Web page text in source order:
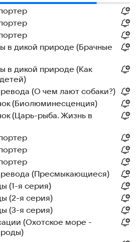
в дикой природе (Брачные
в дикой природе (Как
(О чем лают собаки?)
(Биолюминесценция)
(Царь-рыба. Жизнь в
(Пресмыкающиеся)
(1-я серия)
(2-я серия)
(3-я серия)
(Охотское море -